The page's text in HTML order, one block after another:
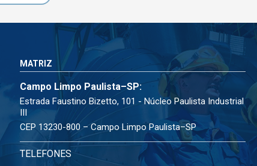
MATRIZ
Campo Limpo Paulista–SP:
Estrada Faustino Bizetto, 101 - Núcleo Paulista Industrial
III
CEP 13230-800 – Campo Limpo Paulista–SP
TELEFONES